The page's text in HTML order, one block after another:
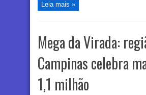
Leia mais »
Mega da Virada:
Campinas celebra
1,1 milhão